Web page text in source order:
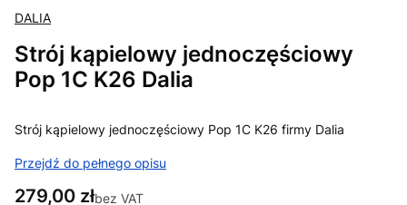
DALIA
Strój kąpielowy jednoczęściowy
Pop 1C K26 Dalia
Strój kąpielowy jednoczęściowy Pop 1C K26 firmy Dalia
Przejdź do pełnego opisu
Cena
279,00 złbez VAT